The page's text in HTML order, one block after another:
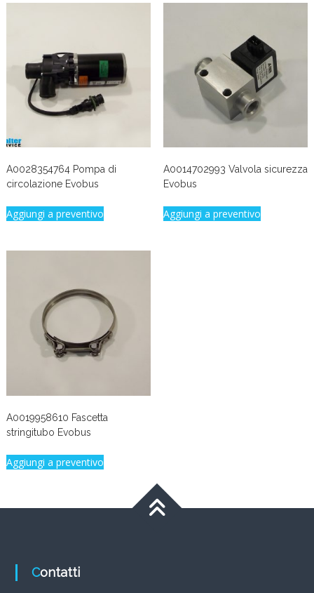
A0028354764 Pompa di
circolazione Evobus
Aggiungi a preventivo
A0014702993 Valvola sicurezza
Evobus
Aggiungi a preventivo
A0019958610 Fascetta
stringitubo Evobus
Aggiungi a preventivo
Contatti